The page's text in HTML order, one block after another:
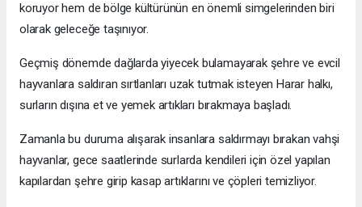
koruyor hem de bölge kültürünün en önemli simgelerinden biri
olarak geleceğe taşınıyor.
Geçmiş dönemde dağlarda yiyecek bulamayarak şehre ve evcil
hayvanlara saldıran sırtlanları uzak tutmak isteyen Harar halkı,
surların dışına et ve yemek artıkları bırakmaya başladı.
Zamanla bu duruma alışarak insanlara saldırmayı bırakan vahşi
hayvanlar, gece saatlerinde surlarda kendileri için özel yapılan
kapılardan şehre girip kasap artıklarını ve çöpleri temizliyor.